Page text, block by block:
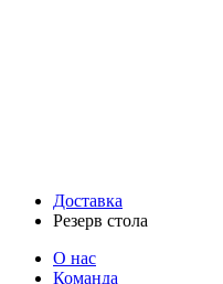
Доставка
Резерв стола
О нас
Команда